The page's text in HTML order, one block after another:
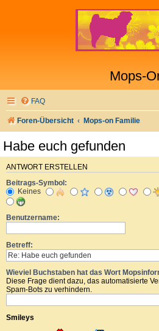
Mops-
FAQ
Foren-Übersicht Mops-on Familie
Habe euch gefunden
ANTWORT ERSTELLEN
Beitrags-Symbol:
Keines
Benutzername:
Betreff:
Wieviel Buchstaben hat das Wort
Diese Frage dient dazu, das automatisierte
Spam-Bots zu verhindern.
Smileys